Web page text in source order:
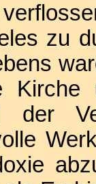
zu
der